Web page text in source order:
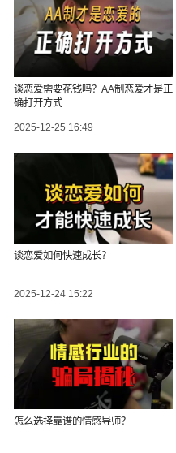
谈恋爱需要花钱吗？AA制恋爱才是正
确打开方式
2025-12-25 16:49
谈恋爱如何快速成长？
2025-12-24 15:22
怎么选择靠谱的情感导师？